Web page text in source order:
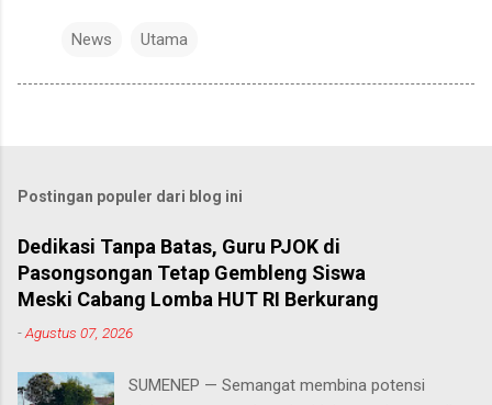
News Utama
Postingan populer dari blog ini
Dedikasi Tanpa Batas, Guru PJOK di
Pasongsongan Tetap Gembleng Siswa
Meski Cabang Lomba HUT RI Berkurang
-Agustus 07, 2026
SUMENEP — Semangat membina potensi